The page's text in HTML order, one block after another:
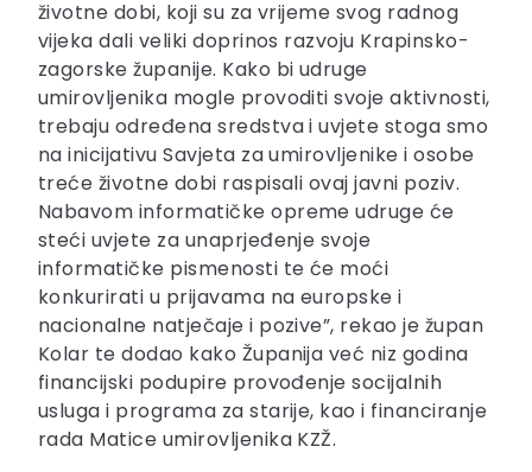
životne dobi, koji su za vrijeme svog radnog
vijeka dali veliki doprinos razvoju Krapinsko-
zagorske županije. Kako bi udruge
umirovljenika mogle provoditi svoje aktivnosti,
trebaju određena sredstva i uvjete stoga smo
na inicijativu Savjeta za umirovljenike i osobe
treće životne dobi raspisali ovaj javni poziv.
Nabavom informatičke opreme udruge će
steći uvjete za unaprjeđenje svoje
informatičke pismenosti te će moći
konkurirati u prijavama na europske i
nacionalne natječaje i pozive”, rekao je župan
Kolar te dodao kako Županija već niz godina
financijski podupire provođenje socijalnih
usluga i programa za starije, kao i financiranje
rada Matice umirovljenika KZŽ.